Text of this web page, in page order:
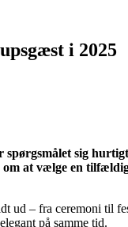
i 2025
sig
at vælge en
ud – fra ceremoni
på samme tid.